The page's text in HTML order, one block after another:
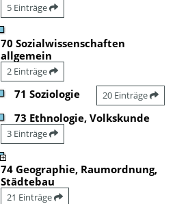
5 Einträge
70 Sozialwissenschaften
allgemein
2 Einträge
71 Soziologie 20 Einträge
73 Ethnologie, Volkskunde
3 Einträge
74 Geographie, Raumordnung,
Städtebau
21 Einträge